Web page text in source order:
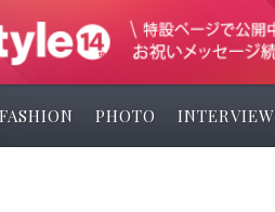
FASHION PHOTO INTERVIEW